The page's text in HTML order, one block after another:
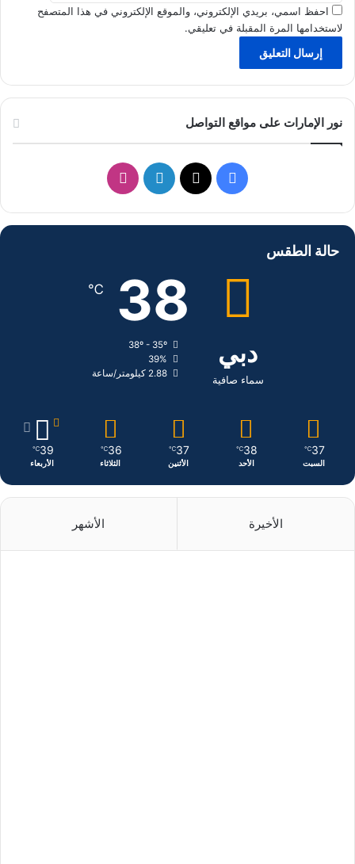
احفظ اسمي، بريدي الإلكتروني، والموقع الإلكتروني في هذا المتصفح
لاستخدامها المرة المقبلة في تعليقي.
نور الإمارات على مواقع التواصل
ي
X
ي
د
ن
ن
ا
حالة الطقس
دبي
سماء صافية
38
℃
38º - 35º
39%
2.88 كيلومتر/ساعة
37
℃
السبت
38
℃
الأحد
37
℃
الأثنين
36
℃
الثلاثاء
39
℃
الأربعاء
الأخيرة الأشهر